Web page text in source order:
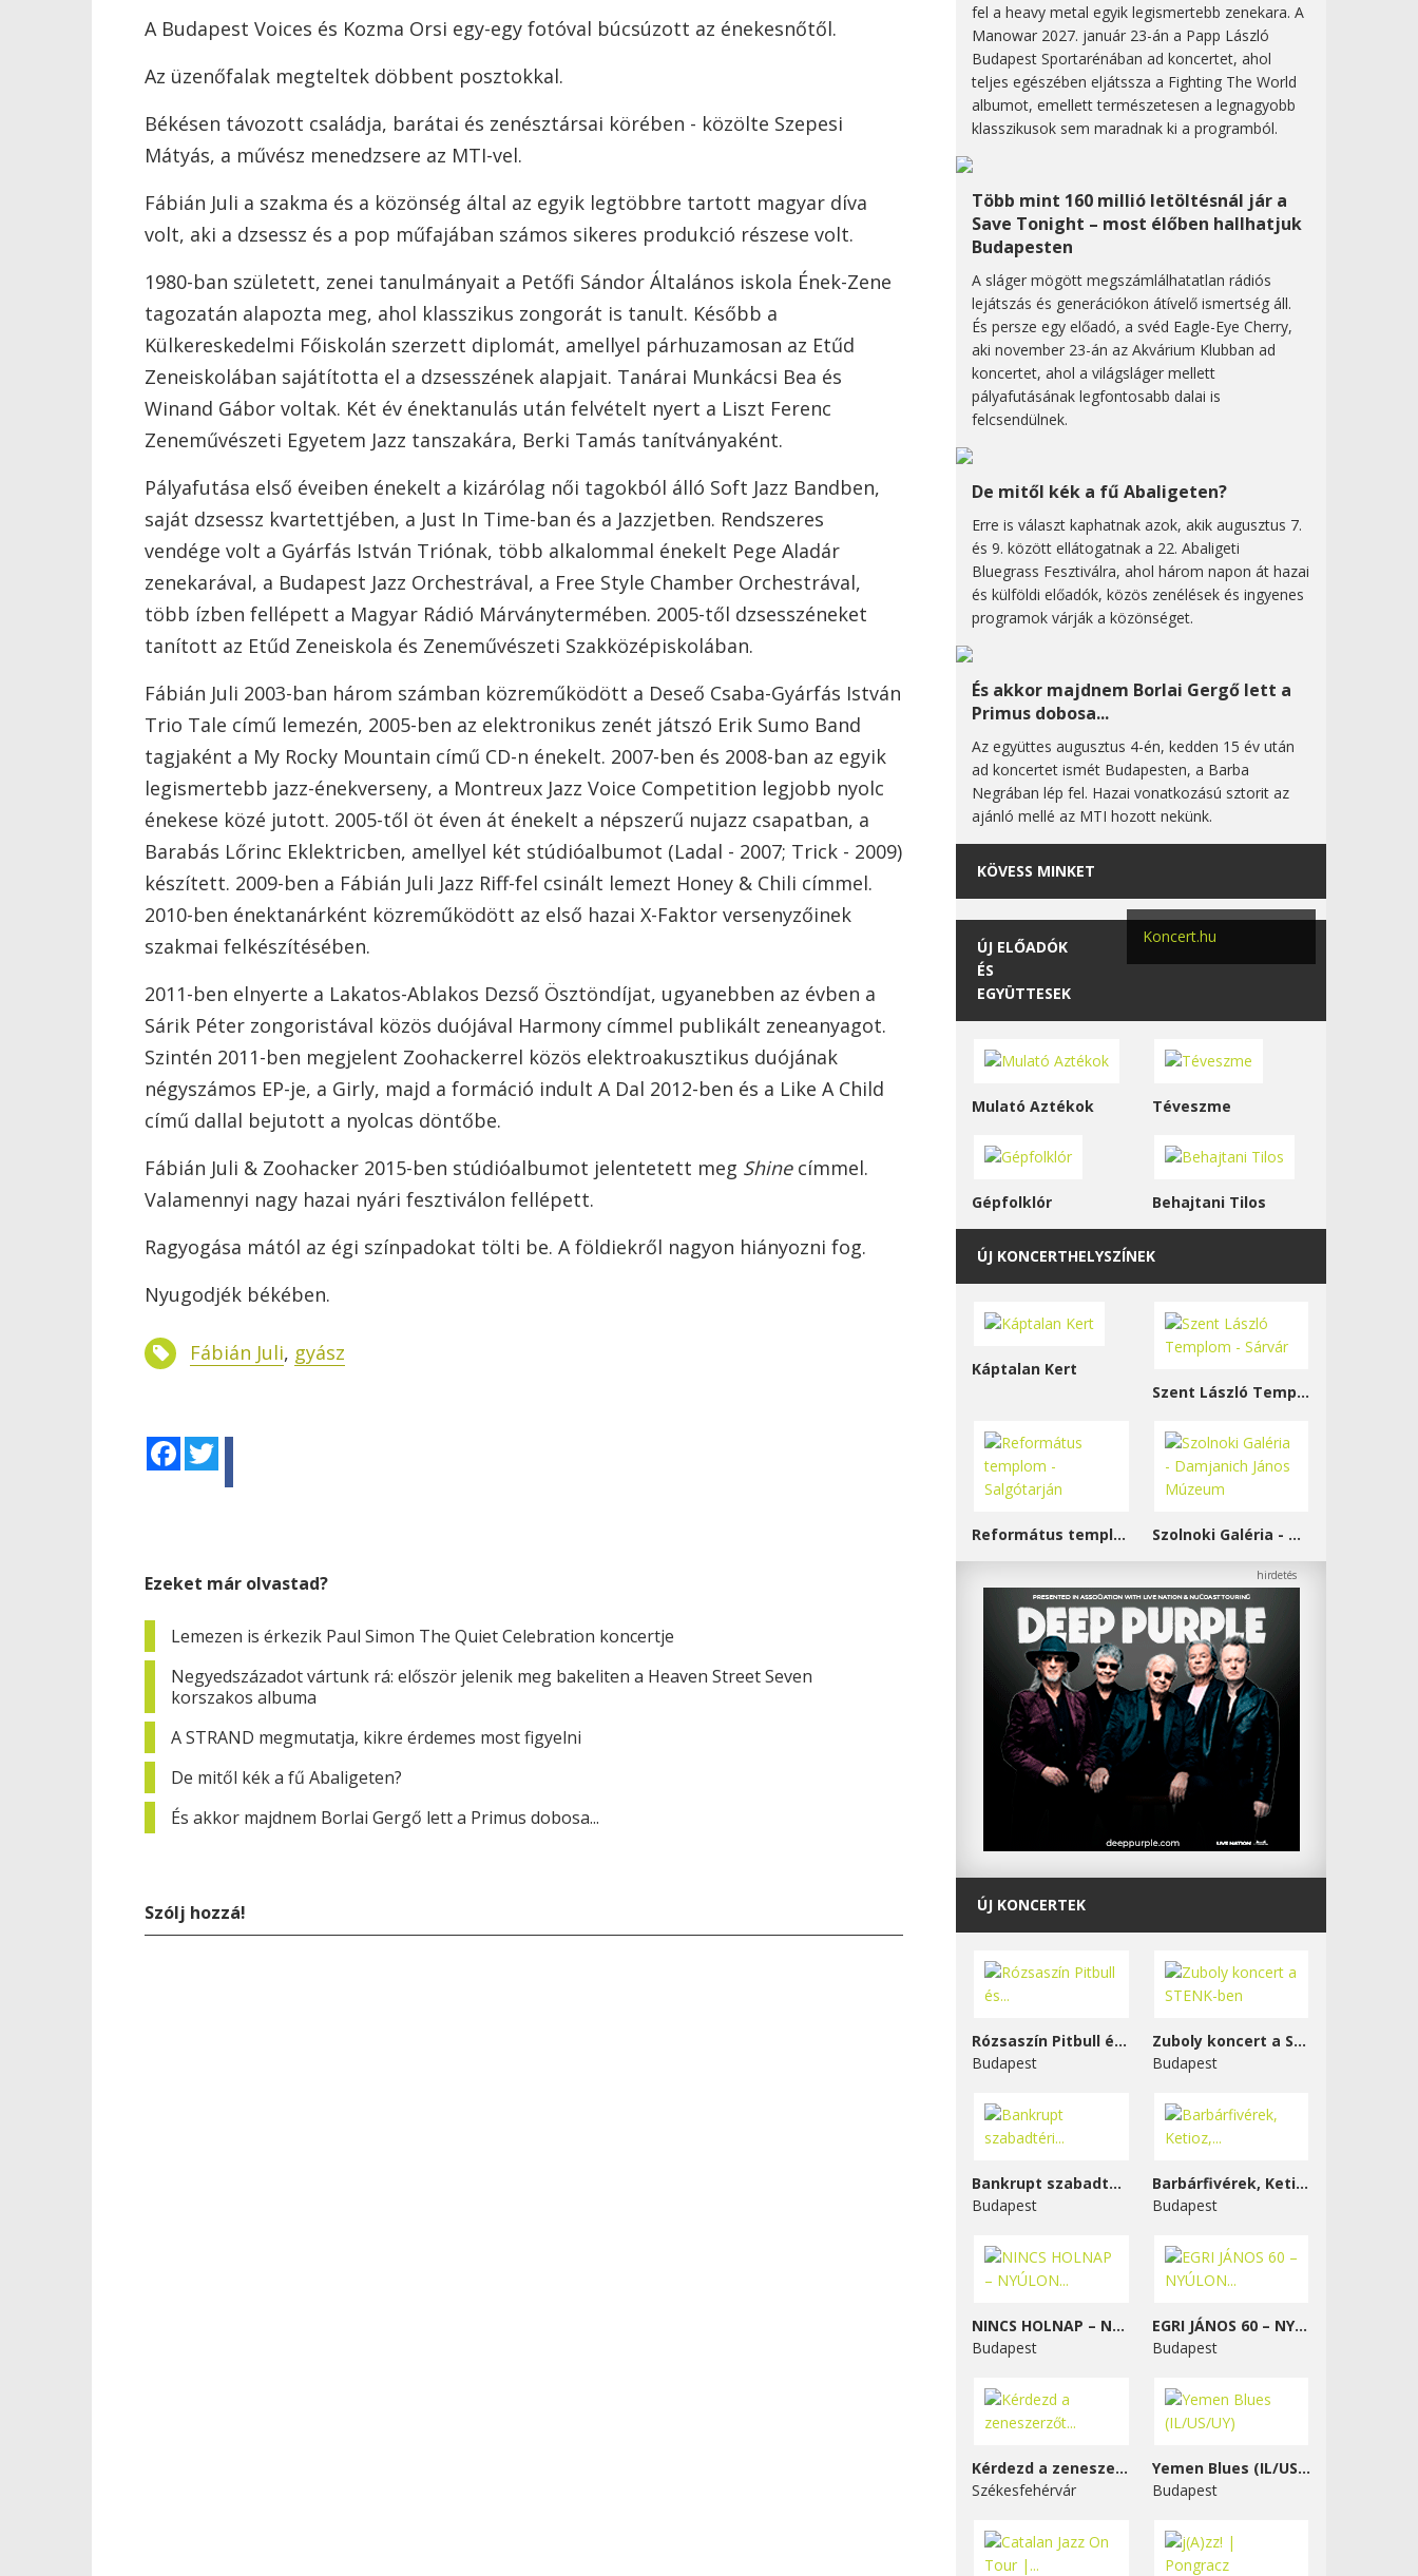
A Budapest Voices és Kozma Orsi egy-egy fotóval búcsúzott az énekesnőtől.
Az üzenőfalak megteltek döbbent posztokkal.
Békésen távozott családja, barátai és zenésztársai körében - közölte Szepesi
Mátyás, a művész menedzsere az MTI-vel.
Fábián Juli a szakma és a közönség által az egyik legtöbbre tartott magyar díva
volt, aki a dzsessz és a pop műfajában számos sikeres produkció részese volt.
1980-ban született, zenei tanulmányait a Petőfi Sándor Általános iskola Ének-Zene
tagozatán alapozta meg, ahol klasszikus zongorát is tanult. Később a
Külkereskedelmi Főiskolán szerzett diplomát, amellyel párhuzamosan az Etűd
Zeneiskolában sajátította el a dzsesszének alapjait. Tanárai Munkácsi Bea és
Winand Gábor voltak. Két év énektanulás után felvételt nyert a Liszt Ferenc
Zeneművészeti Egyetem Jazz tanszakára, Berki Tamás tanítványaként.
Pályafutása első éveiben énekelt a kizárólag női tagokból álló Soft Jazz Bandben,
saját dzsessz kvartettjében, a Just In Time-ban és a Jazzjetben. Rendszeres
vendége volt a Gyárfás István Triónak, több alkalommal énekelt Pege Aladár
zenekarával, a Budapest Jazz Orchestrával, a Free Style Chamber Orchestrával,
több ízben fellépett a Magyar Rádió Márványtermében. 2005-től dzsesszéneket
tanított az Etűd Zeneiskola és Zeneművészeti Szakközépiskolában.
Fábián Juli 2003-ban három számban közreműködött a Deseő Csaba-Gyárfás István
Trio Tale című lemezén, 2005-ben az elektronikus zenét játszó Erik Sumo Band
tagjaként a My Rocky Mountain című CD-n énekelt. 2007-ben és 2008-ban az egyik
legismertebb jazz-énekverseny, a Montreux Jazz Voice Competition legjobb nyolc
énekese közé jutott. 2005-től öt éven át énekelt a népszerű nujazz csapatban, a
Barabás Lőrinc Eklektricben, amellyel két stúdióalbumot (Ladal - 2007; Trick - 2009)
készített. 2009-ben a Fábián Juli Jazz Riff-fel csinált lemezt Honey & Chili címmel.
2010-ben énektanárként közreműködött az első hazai X-Faktor versenyzőinek
szakmai felkészítésében.
2011-ben elnyerte a Lakatos-Ablakos Dezső Ösztöndíjat, ugyanebben az évben a
Sárik Péter zongoristával közös duójával Harmony címmel publikált zeneanyagot.
Szintén 2011-ben megjelent Zoohackerrel közös elektroakusztikus duójának
négyszámos EP-je, a Girly, majd a formáció indult A Dal 2012-ben és a Like A Child
című dallal bejutott a nyolcas döntőbe.
Fábián Juli & Zoohacker 2015-ben stúdióalbumot jelentetett meg Shinecímmel.
Valamennyi nagy hazai nyári fesztiválon fellépett.
Ragyogása mától az égi színpadokat tölti be. A földiekről nagyon hiányozni fog.
Nyugodjék békében.
Fábián Juli, gyász
Facebook
Ezeket már olvastad?
Lemezen is érkezik Paul Simon The Quiet Celebration koncertje
Negyedszázadot vártunk rá: először jelenik meg bakeliten a Heaven Street Seven
korszakos albuma
A STRAND megmutatja, kikre érdemes most figyelni
De mitől kék a fű Abaligeten?
És akkor majdnem Borlai Gergő lett a Primus dobosa...
Szólj hozzá!
fel a heavy metal egyik legismertebb zenekara. A
Manowar 2027. január 23-án a Papp László
Budapest Sportarénában ad koncertet, ahol
teljes egészében eljátssza a Fighting The World
albumot, emellett természetesen a legnagyobb
klasszikusok sem maradnak ki a programból.
Több mint 160 millió letöltésnál jár a
Save Tonight – most élőben hallhatjuk
Budapesten
A sláger mögött megszámlálhatatlan rádiós
lejátszás és generációkon átívelő ismertség áll.
És persze egy előadó, a svéd Eagle-Eye Cherry,
aki november 23-án az Akvárium Klubban ad
koncertet, ahol a világsláger mellett
pályafutásának legfontosabb dalai is
felcsendülnek.
De mitől kék a fű Abaligeten?
Erre is választ kaphatnak azok, akik augusztus 7.
és 9. között ellátogatnak a 22. Abaligeti
Bluegrass Fesztiválra, ahol három napon át hazai
és külföldi előadók, közös zenélések és ingyenes
programok várják a közönséget.
És akkor majdnem Borlai Gergő lett a
Primus dobosa...
Az együttes augusztus 4-én, kedden 15 év után
ad koncertet ismét Budapesten, a Barba
Negrában lép fel. Hazai vonatkozású sztorit az
ajánló mellé az MTI hozott nekünk.
KÖVESS MINKET
Koncert.hu
ÚJ ELŐADÓK
ÉS
EGYÜTTESEK
Mulató Aztékok Téveszme
Gépfolklór Behajtani Tilos
ÚJ KONCERTHELYSZÍNEK
Káptalan Kert
Szent László Templom - Sárvár
Református templom - Salgótarján Szolnoki Galéria - Damjanich János Múzeum
ÚJ KONCERTEK
Rózsaszín Pitbull és...
Budapest
Zuboly koncert a STENK-ben
Budapest
Bankrupt szabadtéri...
Budapest
Barbárfivérek, Ketioz,...
Budapest
NINCS HOLNAP – NYÚLON...
Budapest
EGRI JÁNOS 60 – NYÚLON...
Budapest
Kérdezd a zeneszerzőt...
Székesfehérvár
Yemen Blues (IL/US/UY)
Budapest